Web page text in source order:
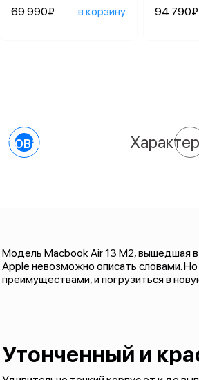
69 990₽ в корзину
94 790₽
О товаре
Модель Macbook Air 13 M2, вышедшая
Apple невозможно описать словами.
преимуществами, и погрузиться в
Утонченный и